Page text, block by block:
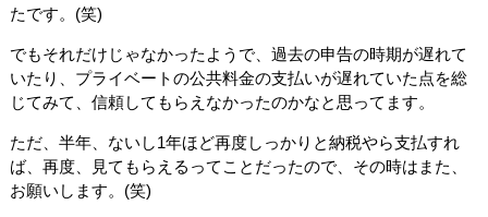
たです。(笑)
でもそれだけじゃなかったようで、過去の申告の時期が遅れて
いたり、プライベートの公共料金の支払いが遅れていた点を総
じてみて、信頼してもらえなかったのかなと思ってます。
ただ、半年、ないし1年ほど再度しっかりと納税やら支払すれ
ば、再度、見てもらえるってことだったので、その時はまた、
お願いします。(笑)